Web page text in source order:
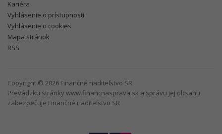
Kariéra
Vyhlásenie o prístupnosti
Vyhlásenie o cookies
Mapa stránok
RSS
Copyright © 2026 Finančné riaditeľstvo SR
Prevádzku stránky www.financnasprava.sk a správu jej obsahu
zabezpečuje Finančné riaditeľstvo SR